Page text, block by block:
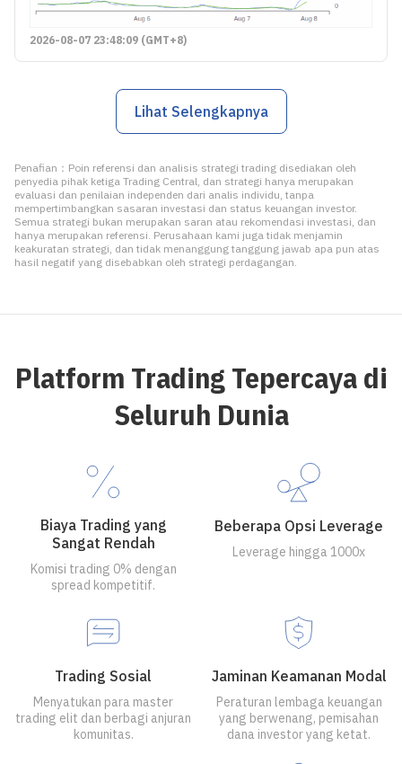
2026-08-07 23:48:09 (GMT+8)
Lihat Selengkapnya
Penafian：Poin referensi dan analisis strategi trading disediakan oleh
penyedia pihak ketiga Trading Central, dan strategi hanya merupakan
evaluasi dan penilaian independen dari analis individu, tanpa
mempertimbangkan sasaran investasi dan status keuangan investor.
Semua strategi bukan merupakan saran atau rekomendasi investasi, dan
hanya merupakan referensi. Perusahaan kami juga tidak menjamin
keakuratan strategi, dan tidak menanggung tanggung jawab apa pun atas
hasil negatif yang disebabkan oleh strategi perdagangan.
Platform Trading Tepercaya di
Seluruh Dunia
Biaya Trading yang
Sangat Rendah
Komisi trading 0% dengan
spread kompetitif.
Beberapa Opsi Leverage
Leverage hingga 1000x
Trading Sosial
Menyatukan para master
trading elit dan berbagi anjuran
komunitas.
Jaminan Keamanan Modal
Peraturan lembaga keuangan
yang berwenang, pemisahan
dana investor yang ketat.